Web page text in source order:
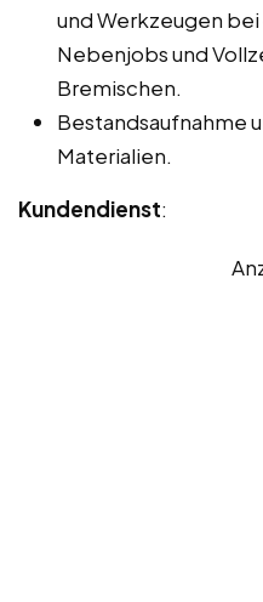
und Werkzeugen
Nebenjobs und
Bremischen.
Bestandsaufnahme
Materialien.
Kundendienst: